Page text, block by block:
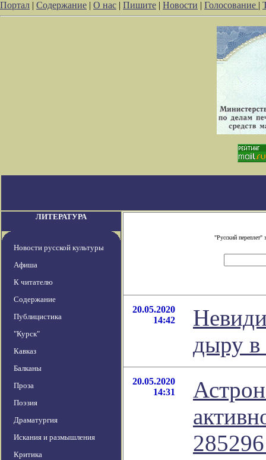
Портал | Содержание | О нас | Пишите | Новости | Голосование |
ЛИТЕРАТУРА
Новости русской культуры
Афиша
К читателю
Содержание
Публицистика
"Курск"
Кавказ
Балканы
Проза
Поэзия
Драматургия
Искания и размышления
Критика
"Русский
20.05.2020
14:42
дыру в
20.05.2020
14:31